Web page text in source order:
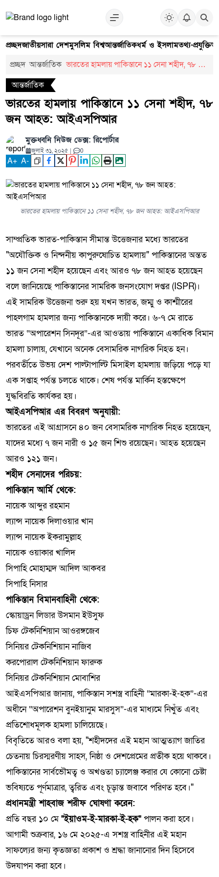
প্রচ্ছদজাতীয়সারা দেশমুসলিম বিশ্বআন্তর্জাতিকধর্ম ও ইসলামতথ্য-প্রযুক্তি
প্রচ্ছদ আন্তর্জাতিক ভারতের হামলায় পাকিস্তানে ১১ সেনা শহীদ, ৭৮ জন
আন্তর্জাতিক
ভারতের হামলায় পাকিস্তানে ১১ সেনা শহীদ, ৭৮
জন আহত: আইএসপিআর
মুক্তধ্বনি নিউজ ডেক্স: রিপোর্টার
জুলাই ৩১, ২০২৫ | 0
A+ A-
ভারতের হামলায় পাকিস্তানে ১১ সেনা শহীদ, ৭৮ জন আহত: আইএসপিআর
সাম্প্রতিক ভারত-পাকিস্তান সীমান্ত উত্তেজনার মধ্যে ভারতের
"অযৌক্তিক ও নিন্দনীয় কাপুরুষোচিত হামলায়" পাকিস্তানের অন্তত
১১ জন সেনা শহীদ হয়েছেন এবং আরও ৭৮ জন আহত হয়েছেন
বলে জানিয়েছে পাকিস্তানের সামরিক জনসংযোগ দপ্তর (ISPR)।
এই সামরিক উত্তেজনা শুরু হয় যখন ভারত, জম্মু ও কাশ্মীরের
পাহলগাম হামলার জন্য পাকিস্তানকে দায়ী করে। ৬-৭ মে রাতে
ভারত “অপারেশন সিনদূর”-এর আওতায় পাকিস্তানে একাধিক বিমান
হামলা চালায়, যেখানে অনেক বেসামরিক নাগরিক নিহত হন।
পরবর্তীতে উভয় দেশ পাল্টাপাল্টি মিসাইল হামলায় জড়িয়ে পড়ে যা
এক সপ্তাহ পর্যন্ত চলতে থাকে। শেষ পর্যন্ত মার্কিন হস্তক্ষেপে
যুদ্ধবিরতি কার্যকর হয়।
আইএসপিআর এর বিবরণ অনুযায়ী:
ভারতের এই আগ্রাসনে ৪০ জন বেসামরিক নাগরিক নিহত হয়েছেন,
যাদের মধ্যে ৭ জন নারী ও ১৫ জন শিশু রয়েছেন। আহত হয়েছেন
আরও ১২১ জন।
শহীদ সেনাদের পরিচয়:
পাকিস্তান আর্মি থেকে:
নায়েক আব্দুর রহমান
ল্যান্স নায়েক দিলাওয়ার খান
ল্যান্স নায়েক ইকরামুল্লাহ
নায়েক ওয়াকার খালিদ
সিপাহি মোহাম্মদ আদিল আকবর
সিপাহি নিসার
পাকিস্তান বিমানবাহিনী থেকে:
স্কোয়াড্রন লিডার উসমান ইউসুফ
চিফ টেকনিশিয়ান আওরঙ্গজেব
সিনিয়র টেকনিশিয়ান নাজিব
করপোরাল টেকনিশিয়ান ফারুক
সিনিয়র টেকনিশিয়ান মোবাশির
আইএসপিআর জানায়, পাকিস্তান সশস্ত্র বাহিনী “মারকা-ই-হক”-এর
অধীনে “অপারেশন বুনইয়ানুম মারসুস”-এর মাধ্যমে নিখুঁত এবং
প্রতিশোধমূলক হামলা চালিয়েছে।
বিবৃতিতে আরও বলা হয়, "শহীদদের এই মহান আত্মত্যাগ জাতির
চেতনায় চিরস্মরণীয় সাহস, নিষ্ঠা ও দেশপ্রেমের প্রতীক হয়ে থাকবে।
পাকিস্তানের সার্বভৌমত্ব ও অখণ্ডতা চ্যালেঞ্জ করার যে কোনো চেষ্টা
ভবিষ্যতে পূর্ণমাত্রার, ত্বরিত এবং চূড়ান্ত জবাবে পরিণত হবে।"
প্রধানমন্ত্রী শাহবাজ শরীফ ঘোষণা করেন:
প্রতি বছর ১০ মে"ইয়াওম-ই-মারকা-ই-হক" পালন করা হবে।
আগামী শুক্রবার, ১৬ মে ২০২৫-এ সশস্ত্র বাহিনীর এই মহান
সাফল্যের জন্য কৃতজ্ঞতা প্রকাশ ও শ্রদ্ধা জানানোর দিন হিসেবে
উদযাপন করা হবে।